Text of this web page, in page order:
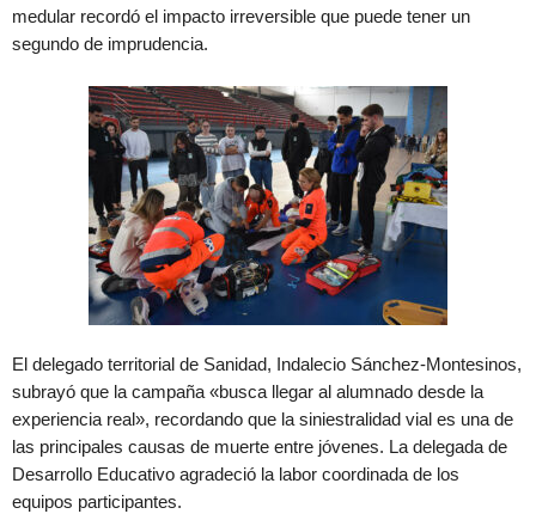
medular recordó el impacto irreversible que puede tener un
segundo de imprudencia.
El delegado territorial de Sanidad, Indalecio Sánchez-Montesinos,
subrayó que la campaña «busca llegar al alumnado desde la
experiencia real», recordando que la siniestralidad vial es una de
las principales causas de muerte entre jóvenes. La delegada de
Desarrollo Educativo agradeció la labor coordinada de los
equipos participantes.